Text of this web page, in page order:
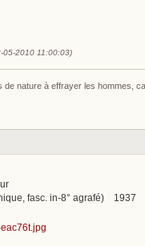
05-2010 11:00:03)
de nature à effrayer les hommes,
fasc. in-8° agrafé) 1937